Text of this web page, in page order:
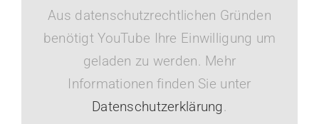
Aus datenschutzrechtlichen Gründen
benötigt YouTube Ihre Einwilligung um
geladen zu werden. Mehr
Informationen finden Sie unter
Datenschutzerklärung .